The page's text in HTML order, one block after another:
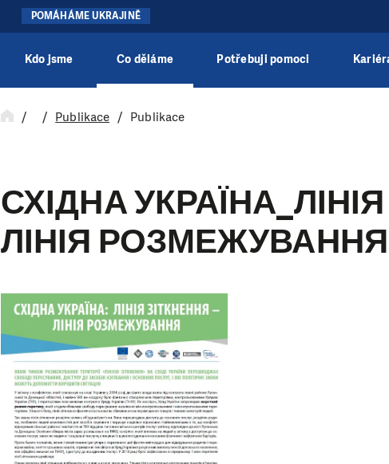
POMÁHÁME UKRAJINĚ
Kdo jsme Co děláme Potřebuji pomoci
Publikace Publikace
СХІДНА
ЛІНІЯ РОЗМЕЖУВАННЯ